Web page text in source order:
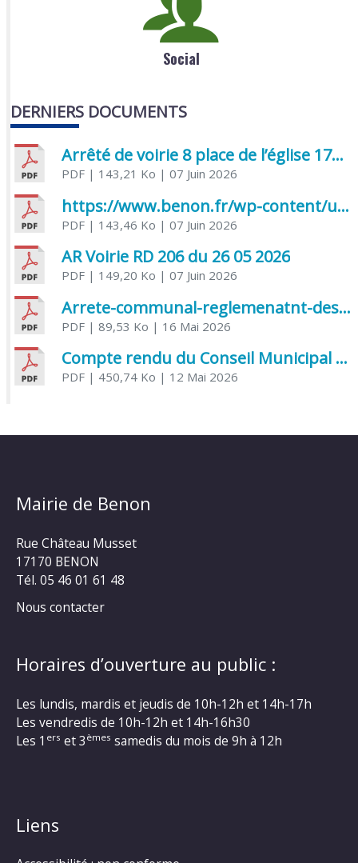
Social
DERNIERS DOCUMENTS
Arrêté de voirie 8 place de l’église 17170 Benon
PDF| 143,21 Ko | 07 Juin 2026
https://www.benon.fr/wp-content/uploads/2026/06/AR-Voirie-Chemin-de-Lafond-du-26-05-2026.pdf
PDF| 143,46 Ko | 07 Juin 2026
AR Voirie RD 206 du 26 05 2026
PDF| 149,20 Ko | 07 Juin 2026
Arrete-communal-reglemenatnt-des-bruits-de-voisinage-et-des-activites-bruyantes
PDF| 89,53 Ko | 16 Mai 2026
Compte rendu du Conseil Municipal du 06 mai 2026
PDF| 450,74 Ko | 12 Mai 2026
Mairie de Benon
Rue Château Musset
17170 BENON
Tél. 05 46 01 61 48
Nous contacter
Horaires d’ouverture au public :
Les lundis, mardis et jeudis de 10h-12h et 14h-17h
Les vendredis de 10h-12h et 14h-16h30
Les 1 ers et 3 èmes samedis du mois de 9h à 12h
Liens